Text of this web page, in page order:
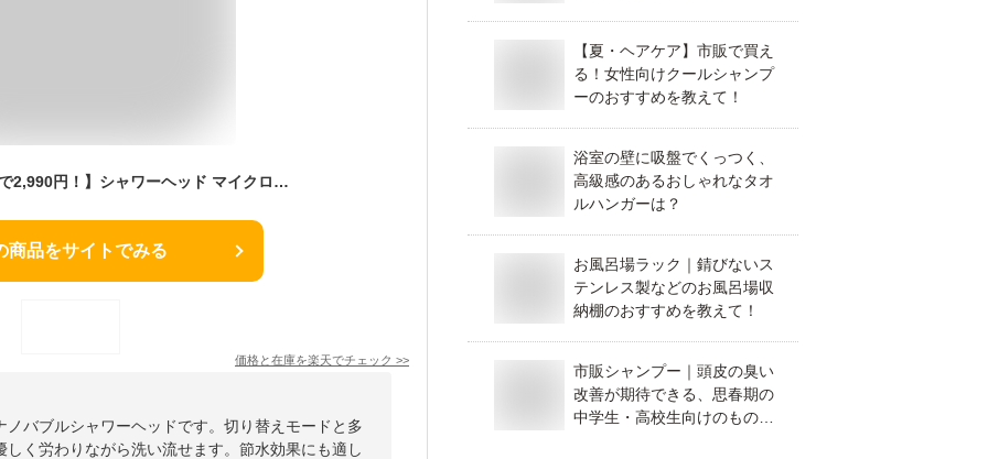
【楽天1位★クーポンで2,990円！】シャワーヘッド マイクロナノバブル 節水 手元止水 10倍洗浄力 マイクロバブル ミスト 手元ストップ 毛穴 ケア 汚れ 除去 美肌 止水 保湿 5段階モード 美顔 多機能 保温 うるおい 超ナノバブルシャワー ヘッド 取り付け簡単 安心
商品をサイトでみる
価格と在庫を楽天でチェック >>
バブルシャワーヘッドです。切り替えモードと多
く労わりながら洗い流せます。節水効果にも適し
【夏・ヘアケア】市販で買え
る！女性向けクールシャンプ
ーのおすすめを教えて！
浴室の壁に吸盤でくっつく、
高級感のあるおしゃれなタオ
ルハンガーは？
お風呂場ラック｜錆びないス
テンレス製などのお風呂場収
納棚のおすすめを教えて！
市販シャンプー｜頭皮の臭い
改善が期待できる、思春期の
中学生・高校生向けのもので